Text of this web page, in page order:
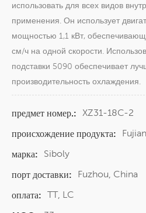
использовать для всех видов
применения. Он использует
мощностью 1,1 кВт,
см/ч на одной скорости.
подставки 5090 обеспечивает
производительность охлаждения.
предмет номер.: XZ31-18C-2
происхождение продукта:
марка:
Siboly
порт доставки:
Fuzhou, China
оплата: TT, LC